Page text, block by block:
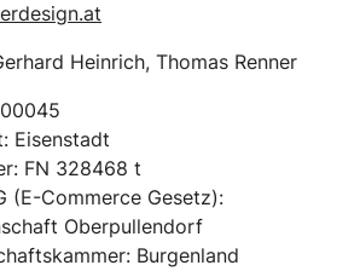
Heinrich, Thomas Renner
Eisenstadt
FN 328468 t
(E-Commerce Gesetz):
Oberpullendorf
Burgenland